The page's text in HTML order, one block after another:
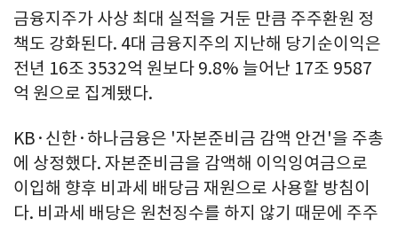
금융지주가 사상 최대 실적을 거둔 만큼 주주환원 정
책도 강화된다. 4대 금융지주의 지난해 당기순이익은
전년 16조 3532억 원보다 9.8% 늘어난 17조 9587
억 원으로 집계됐다.
KB·신한·하나금융은 '자본준비금 감액 안건'을 주총
에 상정했다. 자본준비금을 감액해 이익잉여금으로
이입해 향후 비과세 배당금 재원으로 사용할 방침이
다. 비과세 배당은 원천징수를 하지 않기 때문에 주주